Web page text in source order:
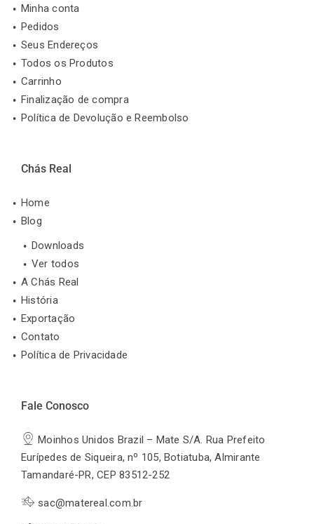
Minha conta
Pedidos
Seus Endereços
Todos os Produtos
Carrinho
Finalização de compra
Política de Devolução e Reembolso
Chás Real
Home
Blog
Downloads
Ver todos
A Chás Real
História
Exportação
Contato
Política de Privacidade
Fale Conosco
Moinhos Unidos Brazil – Mate S/A. Rua Prefeito
Eurípedes de Siqueira, nº 105, Botiatuba, Almirante
Tamandaré-PR, CEP 83512-252
sac@matereal.com.br